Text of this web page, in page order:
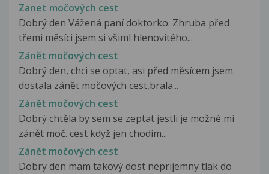
Zanet močových cest
Dobrý den Vážená paní doktorko. Zhruba před
třemi měsíci jsem si všiml hlenovitého...
Zánět močových cest
Dobrý den, chci se optat, asi před měsícem jsem
dostala zánět močových cest,brala...
Zánět močových cest
Dobrý chtěla by sem se zeptat jestli je možné mí
zánět moč. cest když jen chodím...
Zánět močových cest
Dobry den mam takový dost neprijemny tlak do